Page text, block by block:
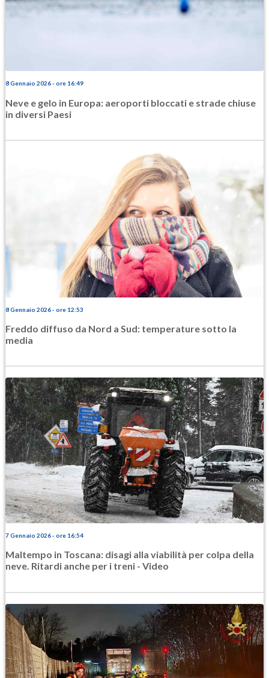
8 Gennaio 2026 - ore 16:49
Neve e gelo in Europa: aeroporti bloccati e strade chiuse
in diversi Paesi
8 Gennaio 2026 - ore 12:53
Freddo diffuso da Nord a Sud: temperature sotto la
media
7 Gennaio 2026 - ore 16:54
Maltempo in Toscana: disagi alla viabilità per colpa della
neve. Ritardi anche per i treni - Video